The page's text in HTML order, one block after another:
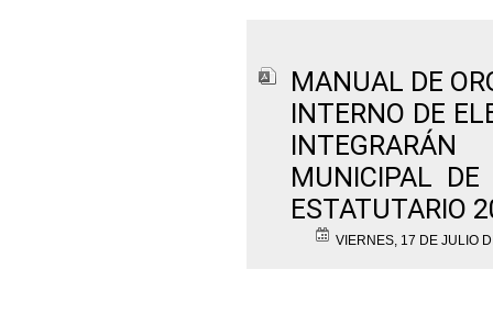
MANUAL DE
INTERNO DE
MUNICIPAL DE
ESTATUTARIO
VIERNES, 17 DE JULIO